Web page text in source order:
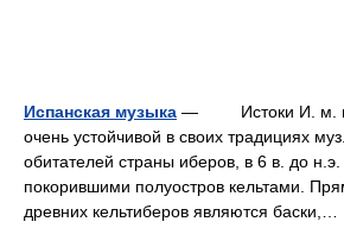
Испанская музыка — Истоки И. м. в
очень устойчивой в своих традициях
обитателей страны иберов, в 6 в. до
покорившими полуостров кельтами.
древних кельтиберов являются